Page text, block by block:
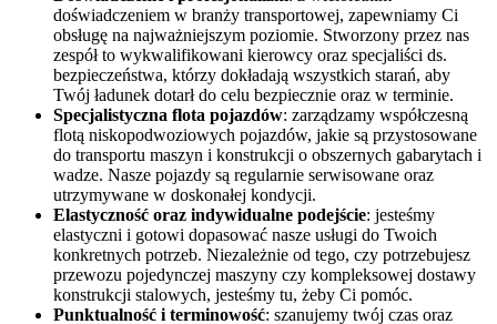
doświadczeniem w branży transportowej, zapewniamy Ci
obsługę na najważniejszym poziomie. Stworzony przez nas
zespół to wykwalifikowani kierowcy oraz specjaliści ds.
bezpieczeństwa, którzy dokładają wszystkich starań, aby
Twój ładunek dotarł do celu bezpiecznie oraz w terminie.
Specjalistyczna flota pojazdów: zarządzamy współczesną
flotą niskopodwoziowych pojazdów, jakie są przystosowane
do transportu maszyn i konstrukcji o obszernych gabarytach i
wadze. Nasze pojazdy są regularnie serwisowane oraz
utrzymywane w doskonałej kondycji.
Elastyczność oraz indywidualne podejście: jesteśmy
elastyczni i gotowi dopasować nasze usługi do Twoich
konkretnych potrzeb. Niezależnie od tego, czy potrzebujesz
przewozu pojedynczej maszyny czy kompleksowej dostawy
konstrukcji stalowych, jesteśmy tu, żeby Ci pomóc.
Punktualność i terminowość: szanujemy twój czas oraz